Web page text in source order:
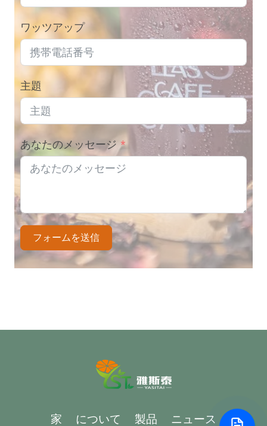
ワッツアップ
主題
あなたのメッセージ
フォームを送信
家 について 製品 ニュース